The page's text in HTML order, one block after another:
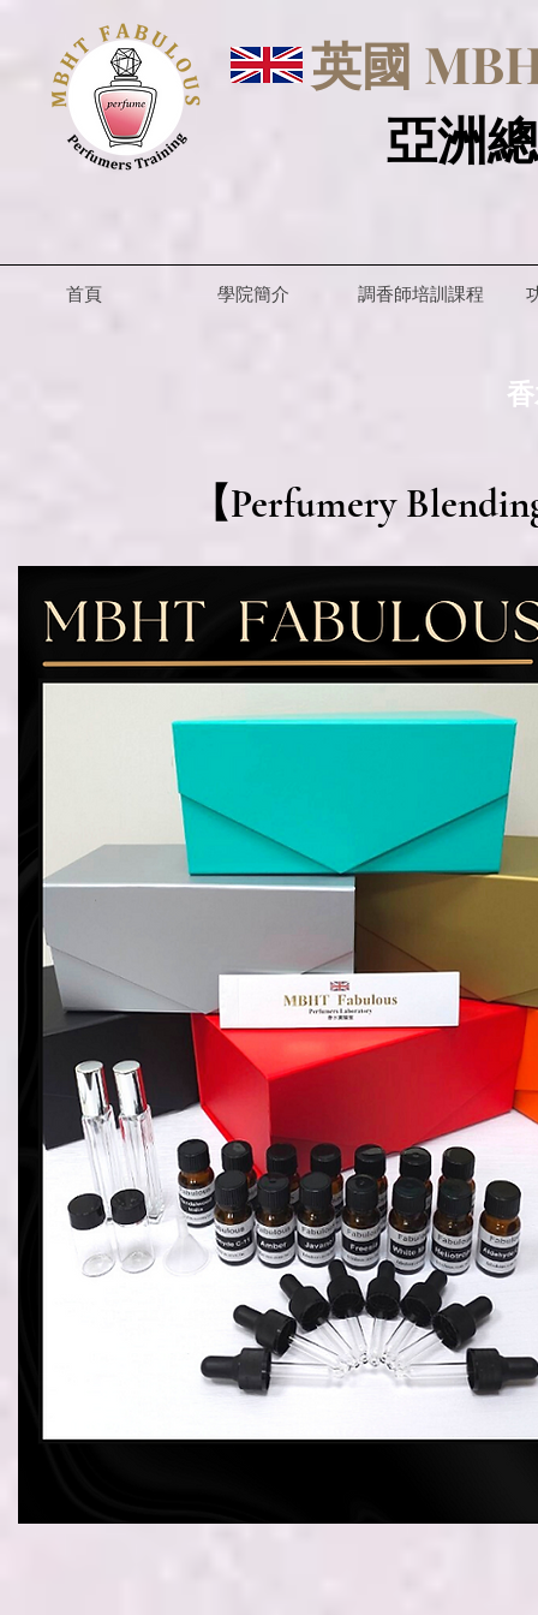
英國
亞洲
首頁 學院簡介 調香師培訓課程
【Perfumery